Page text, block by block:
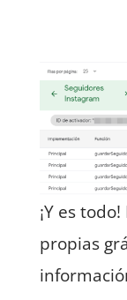
¡Y es
propias